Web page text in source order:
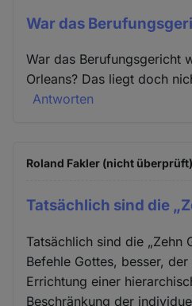
War das
War das Berufungsgericht
Orleans? Das liegt doch
Antworten
Roland Fakler (nicht überprüft)
Tatsächlich sind die
Tatsächlich sind die „Zehn
Befehle Gottes, besser,
Errichtung einer
Beschränkung der